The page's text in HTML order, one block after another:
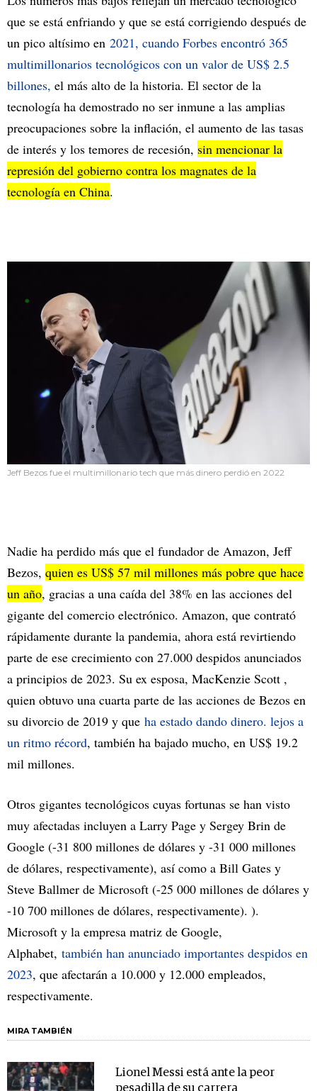
que se está enfriando y que se está corrigiendo después de
un pico altísimo en 2021, cuando Forbes encontró 365
multimillonarios tecnológicos con un valor de US$ 2.5
billones, el más alto de la historia. El sector de la
tecnología ha demostrado no ser inmune a las amplias
preocupaciones sobre la inflación, el aumento de las tasas
de interés y los temores de recesión, sin mencionar la
represión del gobierno contra los magnates de la
tecnología en China.
Jeff Bezos fue el multimillonario tech que más dinero perdió en 2022
Nadie ha perdido más que el fundador de Amazon, Jeff
Bezos, quien es US$ 57 mil millones más pobre que hace
un año, gracias a una caída del 38% en las acciones del
gigante del comercio electrónico. Amazon, que contrató
rápidamente durante la pandemia, ahora está revirtiendo
parte de ese crecimiento con 27.000 despidos anunciados
a principios de 2023. Su ex esposa, MacKenzie Scott ,
quien obtuvo una cuarta parte de las acciones de Bezos en
su divorcio de 2019 y que ha estado dando dinero. lejos a
un ritmo récord, también ha bajado mucho, en US$ 19.2
mil millones.
Otros gigantes tecnológicos cuyas fortunas se han visto
muy afectadas incluyen a Larry Page y Sergey Brin de
Google (-31 800 millones de dólares y -31 000 millones
de dólares, respectivamente), así como a Bill Gates y
Steve Ballmer de Microsoft (-25 000 millones de dólares y
-10 700 millones de dólares, respectivamente). ).
Microsoft y la empresa matriz de Google,
Alphabet, también han anunciado importantes despidos en
2023, que afectarán a 10.000 y 12.000 empleados,
respectivamente.
MIRA TAMBIÉN
Lionel Messi está ante la peor
pesadilla de su carrera